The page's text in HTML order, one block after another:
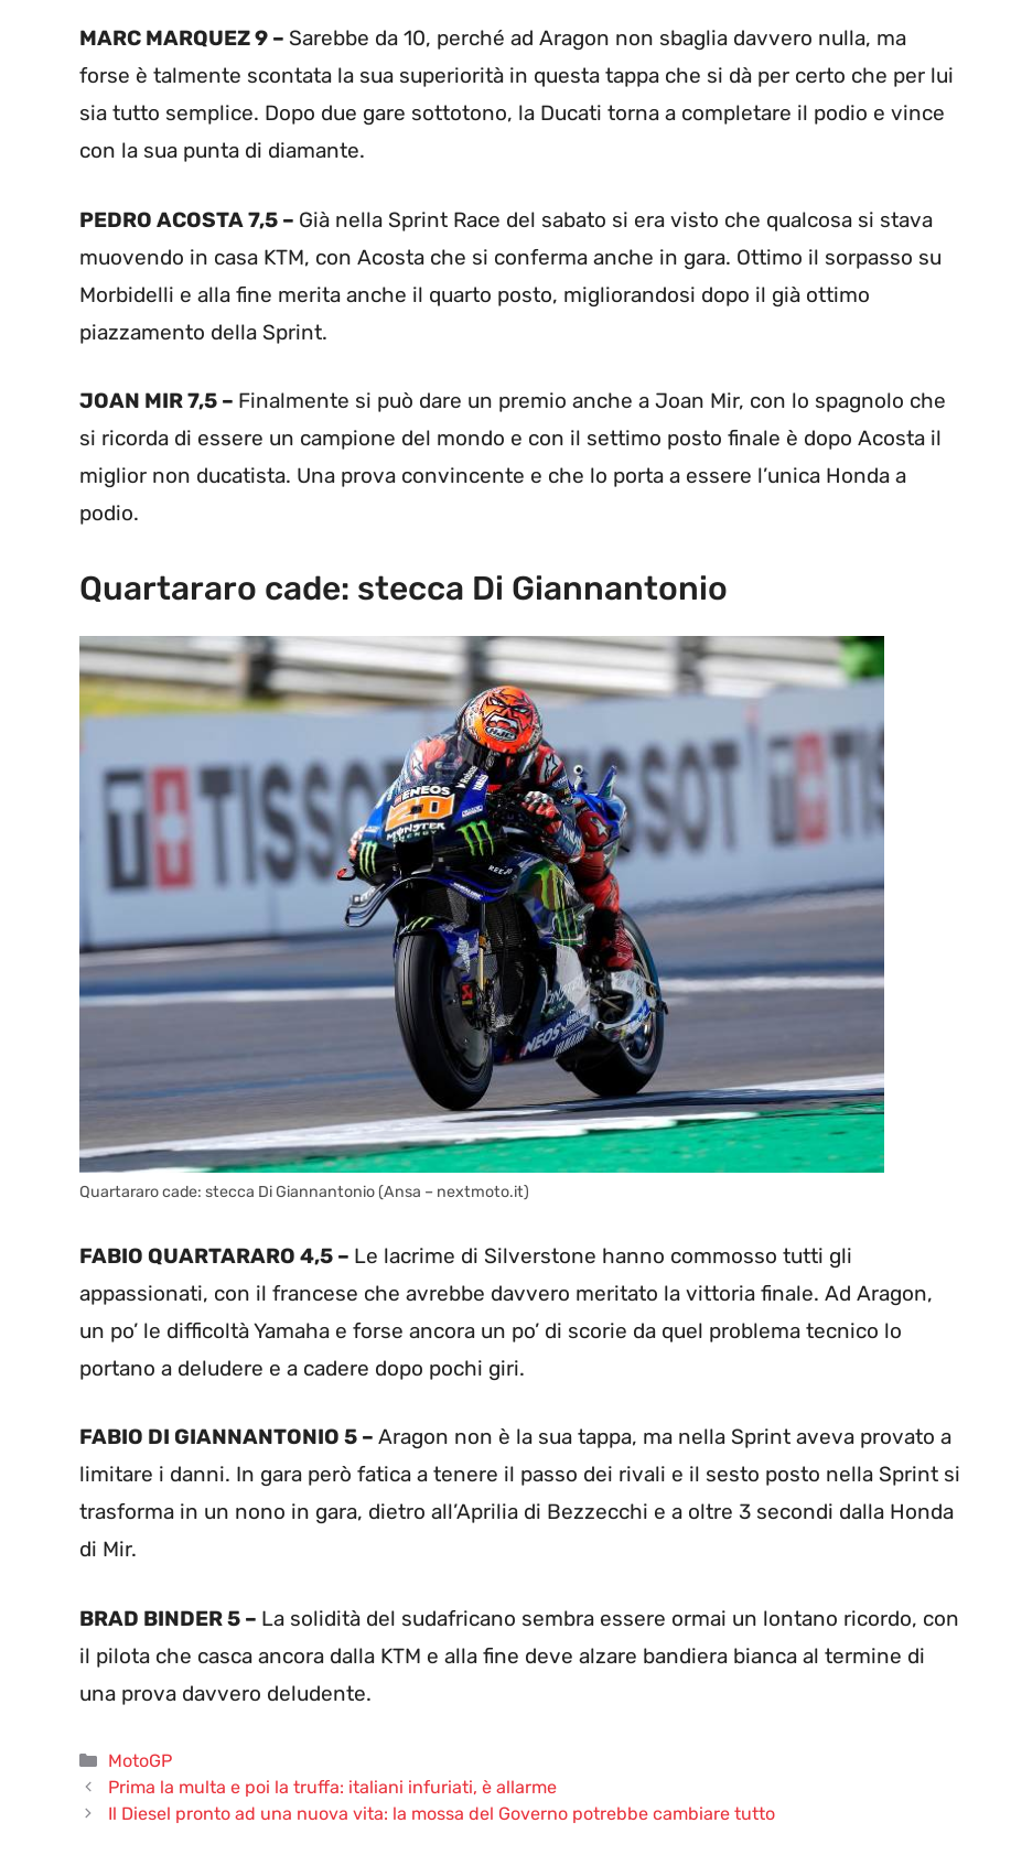
MARC MARQUEZ 9 – Sarebbe da 10, perché ad Aragon non sbaglia davvero nulla, ma
forse è talmente scontata la sua superiorità in questa tappa che si dà per certo che per lui
sia tutto semplice. Dopo due gare sottotono, la Ducati torna a completare il podio e vince
con la sua punta di diamante.
PEDRO ACOSTA 7,5 – Già nella Sprint Race del sabato si era visto che qualcosa si stava
muovendo in casa KTM, con Acosta che si conferma anche in gara. Ottimo il sorpasso su
Morbidelli e alla fine merita anche il quarto posto, migliorandosi dopo il già ottimo
piazzamento della Sprint.
JOAN MIR 7,5 – Finalmente si può dare un premio anche a Joan Mir, con lo spagnolo che
si ricorda di essere un campione del mondo e con il settimo posto finale è dopo Acosta il
miglior non ducatista. Una prova convincente e che lo porta a essere l’unica Honda a
podio.
Quartararo cade: stecca Di Giannantonio
Quartararo cade: stecca Di Giannantonio (Ansa – nextmoto.it)
FABIO QUARTARARO 4,5 – Le lacrime di Silverstone hanno commosso tutti gli
appassionati, con il francese che avrebbe davvero meritato la vittoria finale. Ad Aragon,
un po’ le difficoltà Yamaha e forse ancora un po’ di scorie da quel problema tecnico lo
portano a deludere e a cadere dopo pochi giri.
FABIO DI GIANNANTONIO 5 – Aragon non è la sua tappa, ma nella Sprint aveva provato a
limitare i danni. In gara però fatica a tenere il passo dei rivali e il sesto posto nella Sprint si
trasforma in un nono in gara, dietro all’Aprilia di Bezzecchi e a oltre 3 secondi dalla Honda
di Mir.
BRAD BINDER 5 – La solidità del sudafricano sembra essere ormai un lontano ricordo, con
il pilota che casca ancora dalla KTM e alla fine deve alzare bandiera bianca al termine di
una prova davvero deludente.
Categorie
MotoGP
Prima la multa e poi la truffa: italiani infuriati, è allarme
Il Diesel pronto ad una nuova vita: la mossa del Governo potrebbe cambiare tutto